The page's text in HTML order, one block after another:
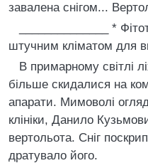
завалена снiгом...
______________ *
штучним клiматом для
В примарному свiтлi
бiльше скидалися на
апарати. Мимоволi
клiнiки, Данило
вертольота. Снiг
дратувало його.